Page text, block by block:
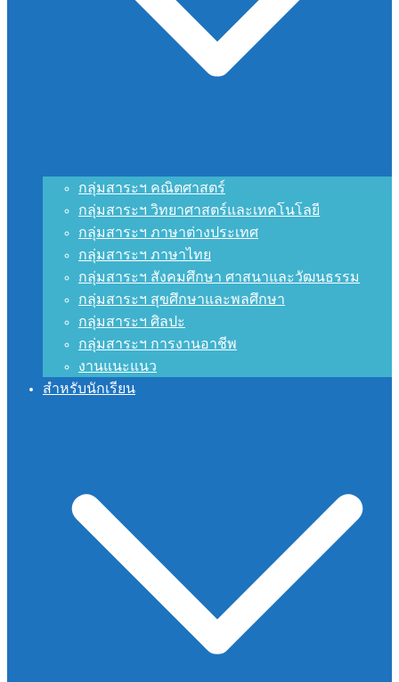
กลุ่มสาระฯ คณิตศาสตร์
กลุ่มสาระฯ วิทยาศาสตร์และเทคโนโลยี
กลุ่มสาระฯ ภาษาต่างประเทศ
กลุ่มสาระฯ ภาษาไทย
กลุ่มสาระฯ สังคมศึกษา ศาสนาและวัฒนธรรม
กลุ่มสาระฯ สุขศึกษาและพลศึกษา
กลุ่มสาระฯ ศิลปะ
กลุ่มสาระฯ การงานอาชีพ
งานแนะแนว
สำหรับนักเรียน